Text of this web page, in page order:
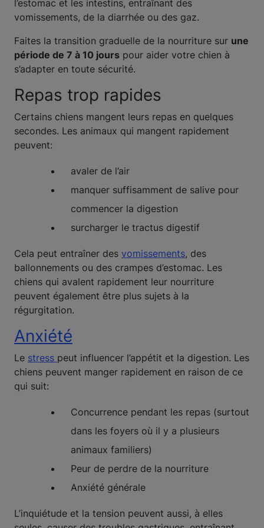
l’estomac et les intestins, entraînant des
vomissements, de la diarrhée ou des gaz.
Faites la transition graduelle de la nourriture sur une
période de 7 à 10 jours pour aider votre chien à
s’adapter en toute sécurité.
Repas trop rapides
Certains chiens mangent leurs repas en quelques
secondes. Les animaux qui mangent rapidement
peuvent:
avaler de l’air
manquer suffisamment de salive pour
commencer la digestion
surcharger le tractus digestif
Cela peut entraîner des vomissements, des
ballonnements ou des crampes d’estomac. Les
chiens qui avalent rapidement leur nourriture
peuvent également être plus sujets à la
régurgitation.
Anxiété
Le stress peut influencer l’appétit et la digestion. Les
chiens peuvent manger rapidement en raison de ce
qui suit:
Concurrence pendant les repas (surtout
dans les foyers où il y a plusieurs
animaux familiers)
Peur de perdre de la nourriture
Anxiété générale
L’inquiétude et la tension peuvent aussi, à elles